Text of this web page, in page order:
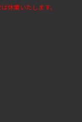
休業いたします。